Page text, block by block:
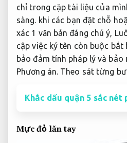
chỉ trong cặp tài liệu của
sàng. khi các bạn đặt chỗ
xác 1 văn bản đáng chú ý,
cập việc ký tên còn buộc
bảo đảm tính pháp lý và bảo
Phương án. Theo sát từng
Khắc dấu quận 5 sắc nét
Mực đỏ lăn tay